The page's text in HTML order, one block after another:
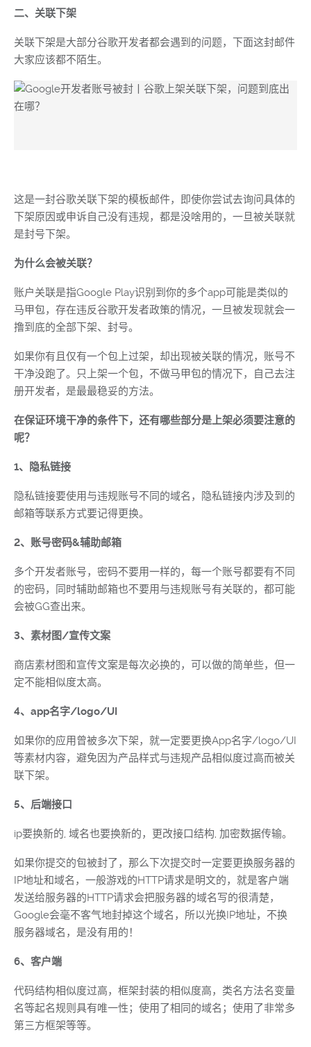
二、关联下架
关联下架是大部分谷歌开发者都会遇到的问题，下面这封邮件
大家应该都不陌生。
这是一封谷歌关联下架的模板邮件，即使你尝试去询问具体的
下架原因或申诉自己没有违规，都是没啥用的，一旦被关联就
是封号下架。
为什么会被关联？
账户关联是指Google Play识别到你的多个app可能是类似的
马甲包，存在违反谷歌开发者政策的情况，一旦被发现就会一
撸到底的全部下架、封号。
如果你有且仅有一个包上过架，却出现被关联的情况，账号不
干净没跑了。只上架一个包，不做马甲包的情况下，自己去注
册开发者，是最最稳妥的方法。
在保证环境干净的条件下，还有哪些部分是上架必须要注意的
呢？
1、隐私链接
隐私链接要使用与违规账号不同的域名，隐私链接内涉及到的
邮箱等联系方式要记得更换。
2、账号密码&辅助邮箱
多个开发者账号，密码不要用一样的，每一个账号都要有不同
的密码，同时辅助邮箱也不要用与违规账号有关联的，都可能
会被GG查出来。
3、素材图/宣传文案
商店素材图和宣传文案是每次必换的，可以做的简单些，但一
定不能相似度太高。
4、app名字/logo/UI
如果你的应用曾被多次下架，就一定要更换App名字/logo/UI
等素材内容，避免因为产品样式与违规产品相似度过高而被关
联下架。
5、后端接口
ip要换新的, 域名也要换新的，更改接口结构, 加密数据传输。
如果你提交的包被封了，那么下次提交时一定要更换服务器的
IP地址和域名，一般游戏的HTTP请求是明文的，就是客户端
发送给服务器的HTTP请求会把服务器的域名写的很清楚，
Google会毫不客气地封掉这个域名，所以光换IP地址，不换
服务器域名，是没有用的！
6、客户端
代码结构相似度过高，框架封装的相似度高，类名方法名变量
名等起名规则具有唯一性；使用了相同的域名；使用了非常多
第三方框架等等。